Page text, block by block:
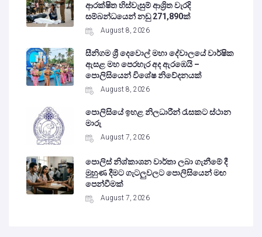
ආරක්ෂිත හිස්වැසුම් ආශ්‍රිත වැරදි
සම්බන්ධයෙන් නඩු 271,890ක්
August 8, 2026
සීනිගම ශ්‍රී දෙවොල් මහා දේවාලයේ වාර්ෂික
ඇසළ මහ පෙරහැර අද ඇරඹෙයි –
පොලිසියෙන් විශේෂ නිවේදනයක්
August 8, 2026
පොලිසියේ ඉහළ නිලධාරීන් රැසකට ස්ථාන
මාරු
August 7, 2026
පොලිස් නිශ්කාශන වාර්තා ලබා ගැනීමේ දී
මුහුණ දීමට ගැටලුවලට පොලිසියෙන් මඟ
පෙන්වීමක්
August 7, 2026